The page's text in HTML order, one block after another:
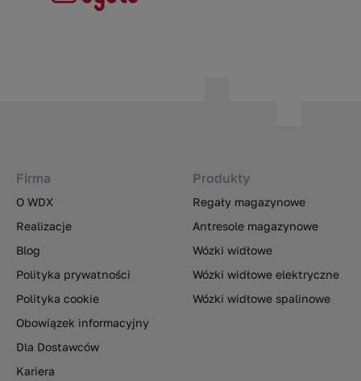
Firma
O WDX
Realizacje
Blog
Polityka prywatności
Polityka cookie
Obowiązek informacyjny
Dla Dostawców
Kariera
Produkty
Regały magazynowe
Antresole magazynowe
Wózki widłowe
Wózki widłowe elektryczne
Wózki widłowe spalinowe